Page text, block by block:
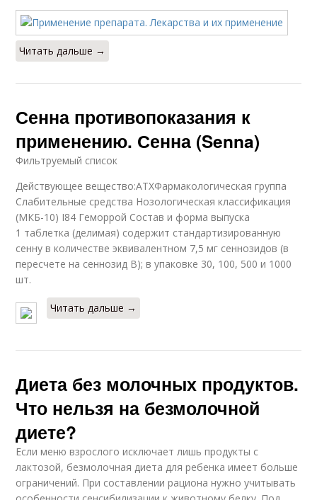
Читать дальше →
Сенна противопоказания к
применению. Сенна (Senna)
Фильтруемый список
Действующее вещество:АТХФармакологическая группа
Слабительные средства Нозологическая классификация
(МКБ-10) I84 Геморрой Состав и форма выпуска
1 таблетка (делимая) содержит стандартизированную
сенну в количестве эквивалентном 7,5 мг сеннозидов (в
пересчете на сеннозид B); в упаковке 30, 100, 500 и 1000
шт.
Читать дальше →
Диета без молочных продуктов.
Что нельзя на безмолочной
диете?
Если меню взрослого исключает лишь продукты с
лактозой, безмолочная диета для ребенка имеет больше
ограничений. При составлении рациона нужно учитывать